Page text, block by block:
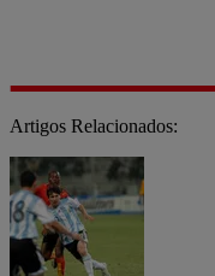
Artigos Relacionados: